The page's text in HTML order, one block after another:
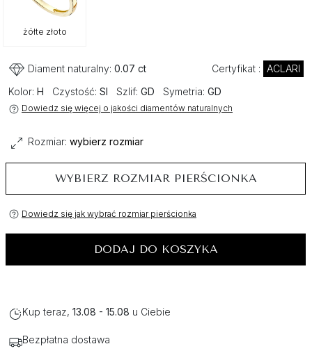
żółte złoto
Diament naturalny: 0.07 ct Certyfikat : ACLARI
Kolor: H Czystość: SI Szlif: GD Symetria: GD
Dowiedz się więcej o jakości diamentów naturalnych
Rozmiar: wybierz rozmiar
WYBIERZ ROZMIAR PIERŚCIONKA
Dowiedz się jak wybrać rozmiar pierścionka
DODAJ DO KOSZYKA
Kup teraz, 13.08 - 15.08 u Ciebie
Bezpłatna dostawa